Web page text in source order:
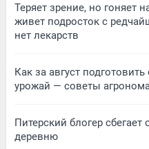
Теряет зрение, но гоняет
живет подросток с
нет лекарств
Как за август
урожай — советы агронома
Питерский блогер сбегает
деревню